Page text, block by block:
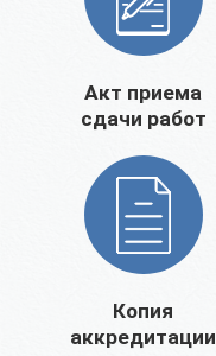
Акт приема
сдачи работ
Копия
аккредитации